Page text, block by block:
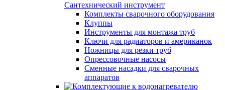
Сантехнический инструмент
Комплекты сварочного оборудования
Клуппы
Инструменты для монтажа труб
Ключи для радиаторов и американок
Ножницы для резки труб
Опрессовочные насосы
Сменные насадки для сварочных
аппаратов